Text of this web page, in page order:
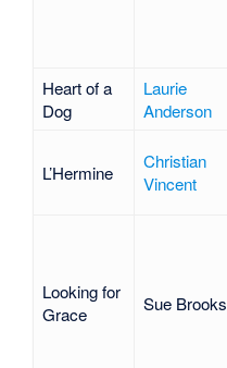
Heart of a
Dog
Laurie
Anderson
L’Hermine
Christian
Vincent
Looking for
Grace
Sue Brooks